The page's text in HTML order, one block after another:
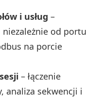
i usług –
od portu
na porcie
– łączenie
analiza sekwencji i